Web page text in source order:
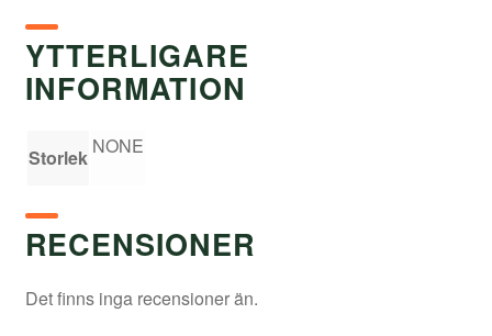
YTTERLIGARE
INFORMATION
Storlek NONE
RECENSIONER
Det finns inga recensioner än.